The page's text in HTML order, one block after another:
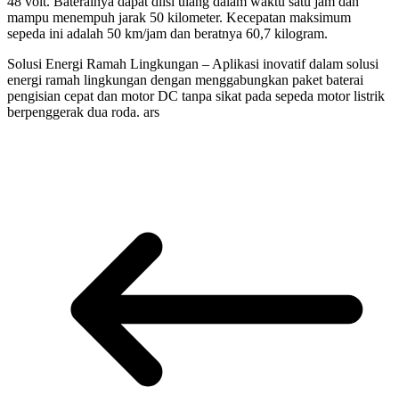
mampu menempuh jarak 50 kilometer. Kecepatan maksimum
sepeda ini adalah 50 km/jam dan beratnya 60,7 kilogram.
Solusi Energi Ramah Lingkungan – Aplikasi inovatif dalam solusi
energi ramah lingkungan dengan menggabungkan paket baterai
pengisian cepat dan motor DC tanpa sikat pada sepeda motor listrik
berpenggerak dua roda. ars